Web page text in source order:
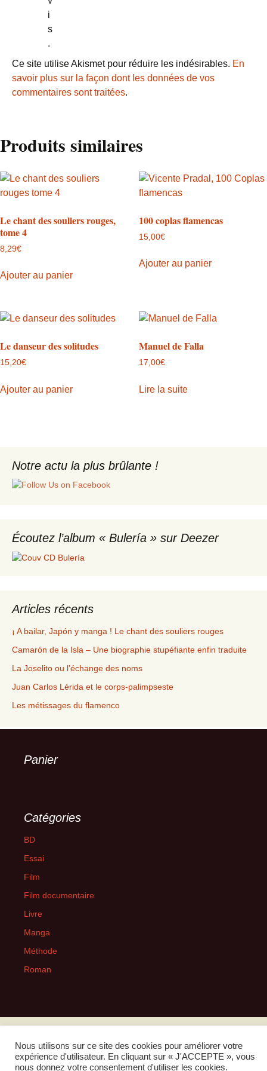
i
s
.
Ce site utilise Akismet pour réduire les indésirables. En
savoir plus sur la façon dont les données de vos
commentaires sont traitées.
Produits similaires
Le chant des souliers rouges,
tome 4
8,29€
Ajouter au panier
100 coplas flamencas
15,00€
Ajouter au panier
Le danseur des solitudes
15,20€
Ajouter au panier
Manuel de Falla
17,00€
Lire la suite
Notre actu la plus brûlante !
Écoutez l’album « Bulería » sur Deezer
Articles récents
¡ A bailar, Japón y manga ! Le chant des souliers rouges
Camarón de la Isla – Une biographie stupéfiante enfin traduite
La Joselito ou l’échange des noms
Juan Carlos Lérida et le corps-palimpseste
Les métissages du flamenco
Panier
Catégories
BD
Essai
Film
Film documentaire
Livre
Manga
Méthode
Roman
Politique de confidentialité Fièrement propulsé par WordPress
Nous utilisons sur ce site des cookies pour améliorer votre
expérience d'utilisateur. En cliquant sur « J'ACCEPTE », vous
nous donnez votre consentement d'utiliser les cookies.